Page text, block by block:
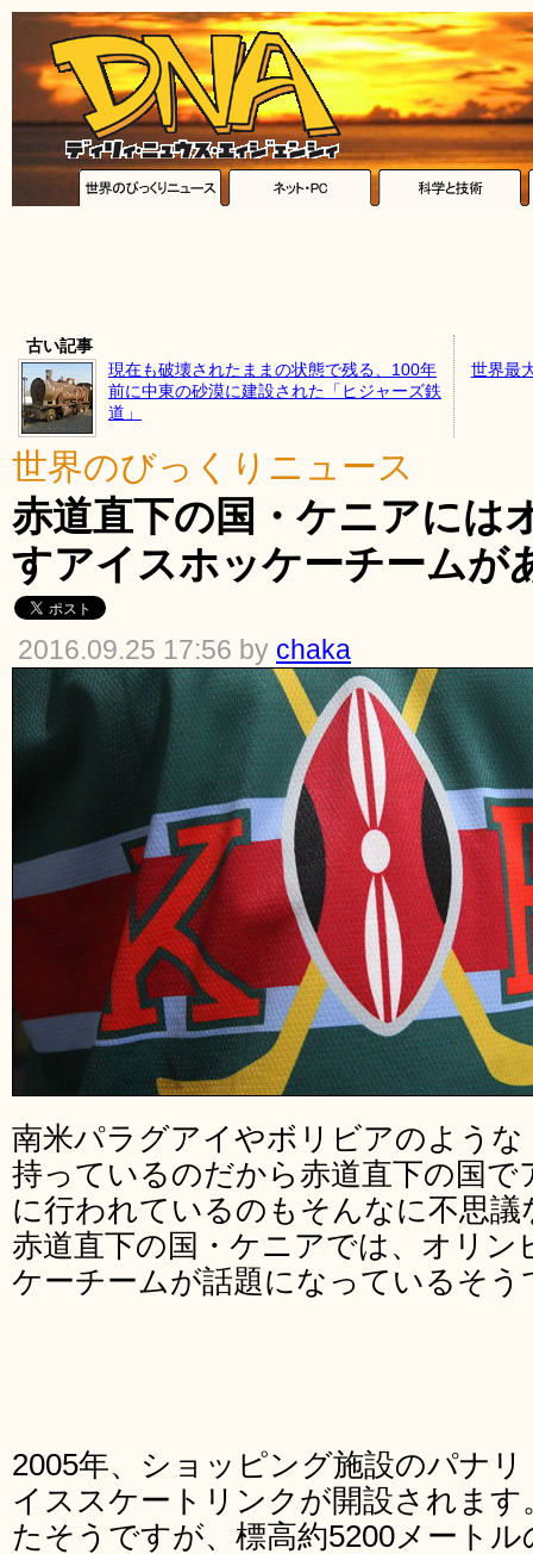
古い記事
現在も破壊されたままの状態で残る、100年
前に中東の砂漠に建設された「ヒジャーズ鉄
道」
世界最
世界のびっくりニュース
赤道直下の国・ケニアには
すアイスホッケーチームが
2016.09.25 17:56 by chaka
南米パラグアイやボリビアのよう
持っているのだから赤道直下の国
に行われているのもそんなに不思
赤道直下の国・ケニアでは、オリン
ケーチームが話題になっているそう
2005年、ショッピング施設のパナ
イススケートリンクが開設されま
たそうですが、標高約5200メート